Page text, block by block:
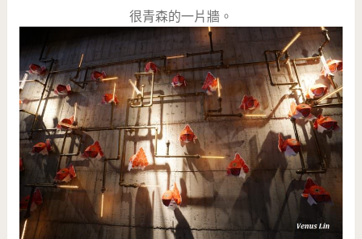
很青森的一片牆。